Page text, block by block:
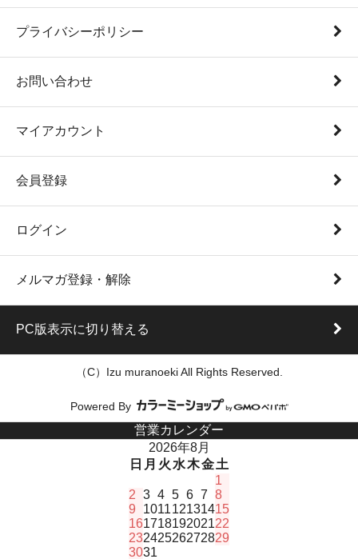
プライバシーポリシー
お問い合わせ
マイアカウント
会員登録
ログイン
メルマガ登録・解除
PC版表示に切り替える
（C）Izu muranoeki All Rights Reserved.
Powered By
営業カレンダー
2026年8月
日 月 火 水木金土
1
2 3 4 5 6 7 8
9
101112131415
16171819202122
23242526272829
3031